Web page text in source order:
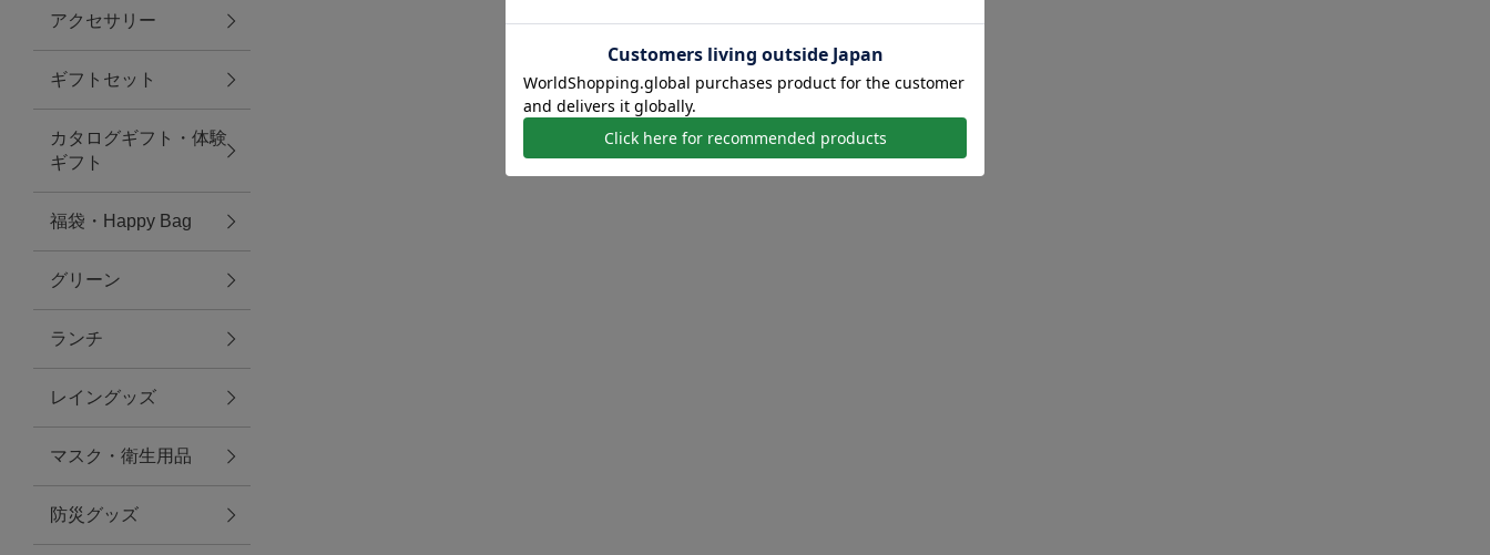
タオル
ウエア＆バッグ
ウエア
レイングッズ
アクセサリー
ファッション雑貨
ファッショングッズ
スマホケース・アクセサリー
ポーチ
アクセサリー
ギフトセット
カタログギフト・体験
ギフト
福袋・Happy Bag
グリーン
ランチ
レイングッズ
マスク・衛生用品
防災グッズ